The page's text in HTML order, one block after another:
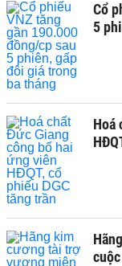
Cổ
5
Hoá